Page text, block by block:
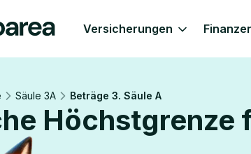
Versicherungen
Säule 3A Beträge 3. Säule A
Höchstgrenze